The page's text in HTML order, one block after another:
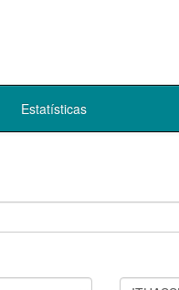
Estatísticas